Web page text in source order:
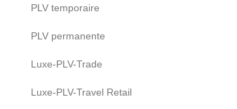
PLV temporaire
PLV permanente
Luxe-PLV-Trade
Luxe-PLV-Travel Retail